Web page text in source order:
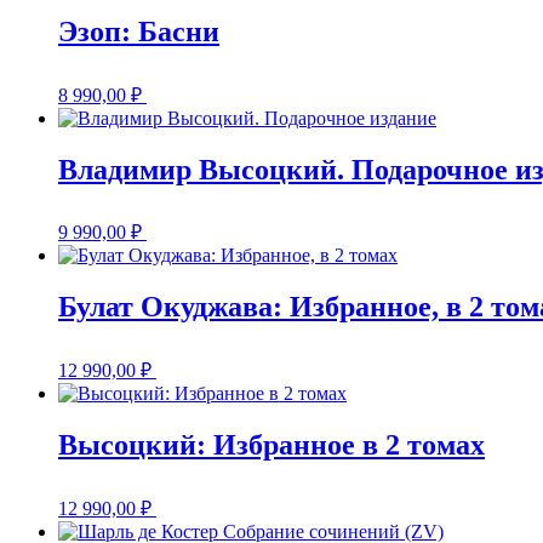
Эзоп: Басни
8 990,00 ₽
Владимир Высоцкий. Подарочное
9 990,00 ₽
Булат Окуджава: Избранное, в 2
12 990,00 ₽
Высоцкий: Избранное в 2 томах
12 990,00 ₽